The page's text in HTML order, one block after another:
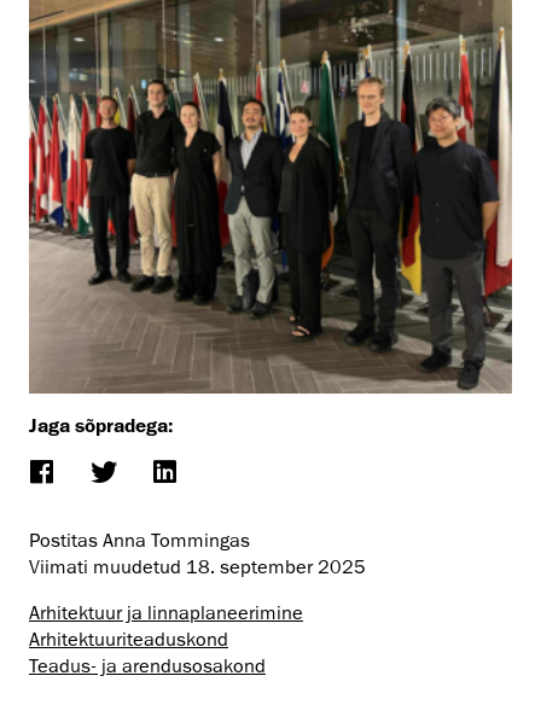
Jaga sõpradega:
Postitas Anna Tommingas
Viimati muudetud 18. september 2025
Arhitektuur ja linnaplaneerimine
Arhitektuuri­teaduskond
Teadus- ja arendusosakond